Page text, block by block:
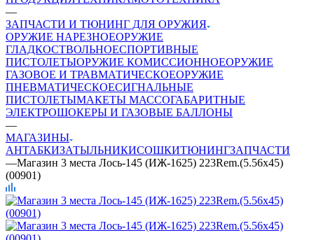
—
ЗАПЧАСТИ И ТЮНИНГ ДЛЯ ОРУЖИЯ
ОРУЖИЕ НАРЕЗНОЕОРУЖИЕ
ГЛАДКОСТВОЛЬНОЕСПОРТИВНЫЕ
ПИСТОЛЕТЫОРУЖИЕ КОМИССИОННОЕОРУЖИЕ
ГАЗОВОЕ И ТРАВМАТИЧЕСКОЕОРУЖИЕ
ПНЕВМАТИЧЕСКОЕСИГНАЛЬНЫЕ
ПИСТОЛЕТЫМАКЕТЫ МАССОГАБАРИТНЫЕ
ЭЛЕКТРОШОКЕРЫ И ГАЗОВЫЕ БАЛЛОНЫ
—
МАГАЗИНЫ
АНТАБКИЗАТЫЛЬНИКИСОШКИТЮНИНГЗАПЧАСТИ
—Магазин 3 места Лось-145 (ИЖ-1625) 223Rem.(5.56х45)
(00901)